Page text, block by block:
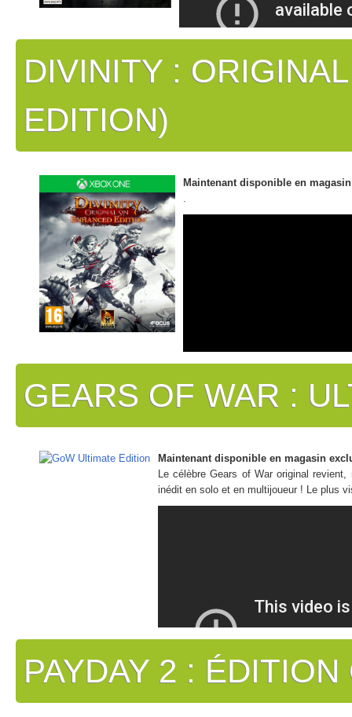
DIVINITY :
EDITION)
Maintenant disponible en
.
GEARS OF WAR :
Maintenant disponible en magasin
Le célèbre Gears of War original
inédit en solo et en multijoueur ! Le plus
PAYDAY 2 :